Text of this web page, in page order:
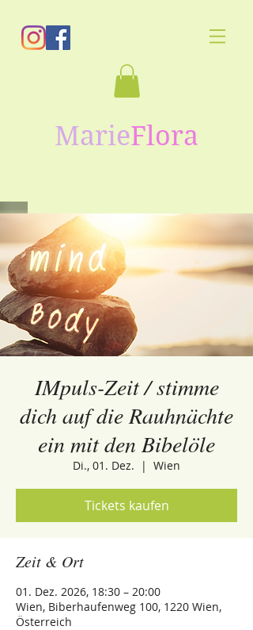
MarieFlora
IMpuls-Zeit / stimme
dich auf die Rauhnächte
ein mit den Bibelöle
Di., 01. Dez.
  |
Wien
Tickets kaufen
Zeit & Ort
01. Dez. 2026, 18:30 – 20:00
Wien, Biberhaufenweg 100, 1220 Wien,
Österreich